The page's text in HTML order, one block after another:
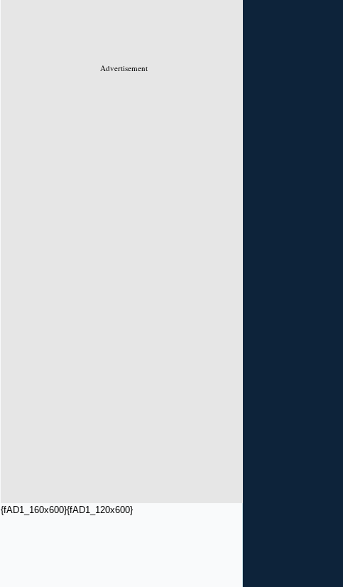
Advertisement
{fAD1_160x600}{fAD1_120x600}